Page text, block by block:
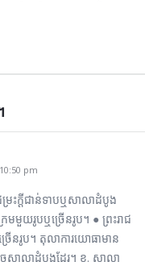
pm
រះក្ដីជាន់ទាបឬសាលាដំបូង
មួយរូបឬច្រើនរូប។ ● ព្រះរាជ
រើនរូប។ តុលាការយោធាមាន
ាលាដំបូងដែរ។ ខ. សាលា